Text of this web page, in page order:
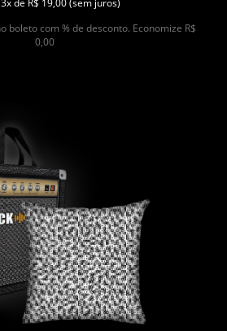
boleto com % de desconto. Economize R$
0,00